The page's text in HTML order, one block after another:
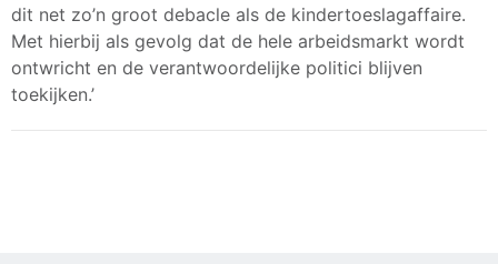
dit net zo’n groot debacle als de kindertoeslagaffaire.
Met hierbij als gevolg dat de hele arbeidsmarkt wordt
ontwricht en de verantwoordelijke politici blijven
toekijken.’